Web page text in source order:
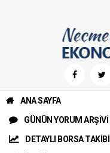
ANA SAYFA
GÜNÜN YORUM ARŞİVİ
DETAYLI BORSA TAKİBİ